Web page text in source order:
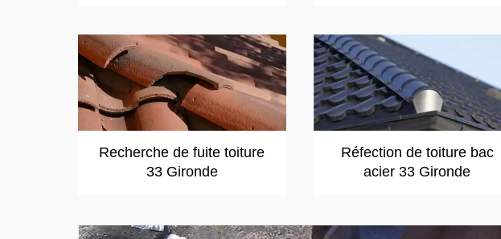
Recherche de fuite toiture
33 Gironde
Réfection de toiture bac
acier 33 Gironde